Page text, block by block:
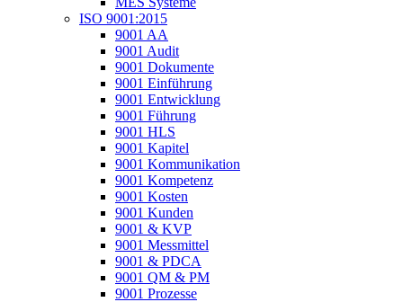
ISO 9001:2015
9001 AA
9001 Audit
9001 Dokumente
9001 Einführung
9001 Entwicklung
9001 Führung
9001 HLS
9001 Kapitel
9001 Kommunikation
9001 Kompetenz
9001 Kosten
9001 Kunden
9001 & KVP
9001 Messmittel
9001 & PDCA
9001 QM & PM
9001 Prozesse